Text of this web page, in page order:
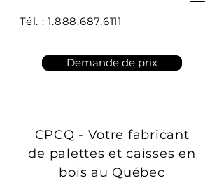
Tél. :1.888.687.6111
Demande de prix
CPCQ - Votre fabricant
de palettes et caisses en
bois au Québec